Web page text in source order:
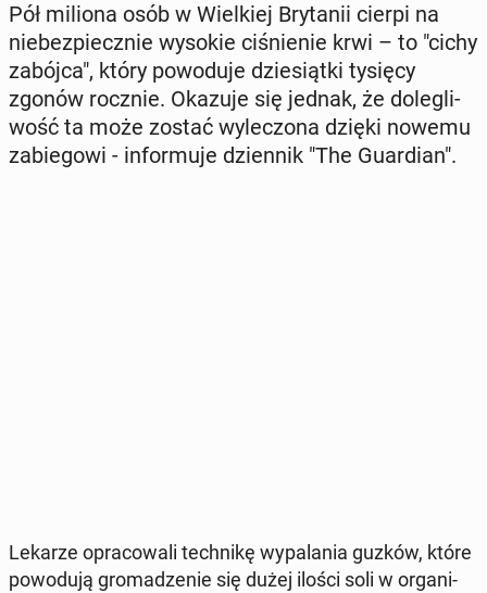
Pół miliona osób w Wiel­kiej Bry­ta­nii cierpi na
nie­bez­piecz­nie wysokie ci­śnie­nie krwi – to "cichy
zabójca", który po­wo­du­je dzie­siąt­ki tysięcy
zgonów rocznie. Okazuje się jednak, że do­le­gli­
wość ta może zostać wy­le­czo­na dzięki nowemu
za­bie­go­wi - in­for­mu­je dzien­nik "The Gu­ar­dian".
Lekarze opra­co­wa­li tech­ni­kę wy­pa­la­nia guzków, które
po­wo­du­ją gro­ma­dze­nie się dużej ilości soli w or­ga­ni­